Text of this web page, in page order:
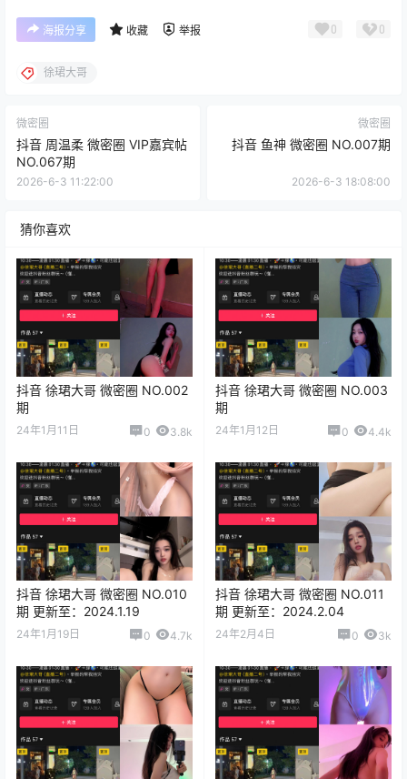
海报分享 收藏 举报 0 0
徐珺大哥
微密圈
抖音 周温柔 微密圈 VIP嘉宾帖
NO.067期
2026-6-3 11:22:00
微密圈
抖音 鱼神 微密圈 NO.007期
2026-6-3 18:08:00
猜你喜欢
抖音 徐珺大哥 微密圈 NO.002
期
24年1月11日 0 3.8k
抖音 徐珺大哥 微密圈 NO.003
期
24年1月12日 0 4.4k
抖音 徐珺大哥 微密圈 NO.010
期 更新至：2024.1.19
24年1月19日 0 4.7k
抖音 徐珺大哥 微密圈 NO.011
期 更新至：2024.2.04
24年2月4日 0 3k